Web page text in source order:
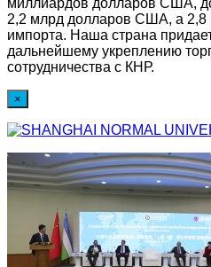
миллиардов долларов США,
2,2 млрд долларов США, а
импорта. Наша страна
дальнейшему укреплению
сотрудничества с КНР.
×